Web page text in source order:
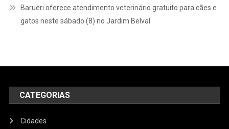
Barueri oferece atendimento veterinário gratuito para cães e
gatos neste sábado (8) no Jardim Belval
CATEGORIAS
Cidades